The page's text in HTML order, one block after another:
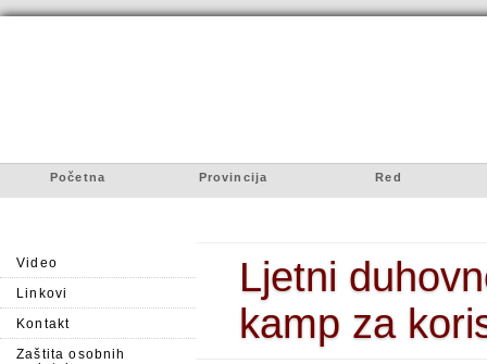
Početna Provincija Red
Video
Linkovi
Kontakt
Zaštita osobnih
Ljetni
kamp za